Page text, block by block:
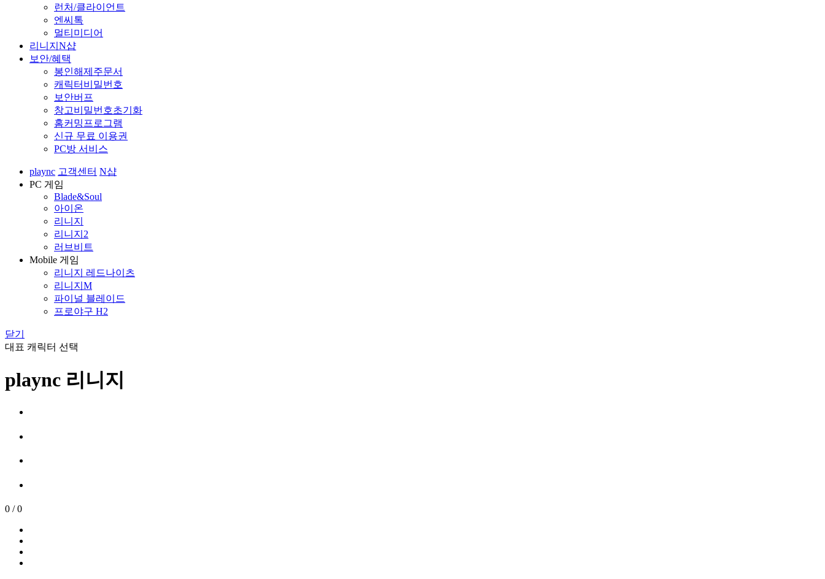
런처/클라이언트
엔씨톡
멀티미디어
리니지N샵
보안/혜택
봉인해제주문서
캐릭터비밀번호
보안버프
창고비밀번호초기화
홈커밍프로그램
신규 무료 이용권
PC방 서비스
plaync 고객센터 N샵
PC 게임
Blade&Soul
아이온
리니지
리니지2
러브비트
Mobile 게임
리니지 레드나이츠
리니지M
파이널 블레이드
프로야구 H2
닫기
대표 캐릭터 선택
plaync 리니지
0 / 0